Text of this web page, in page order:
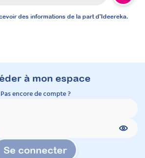
des informations de la part d'Ideereka.
à mon espace
Pas encore de compte ?
Se connecter